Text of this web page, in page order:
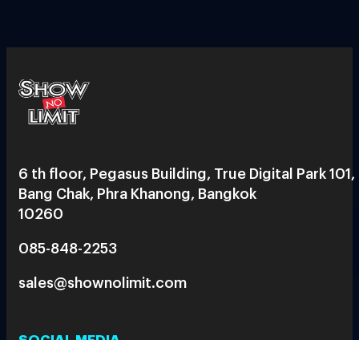
6 th floor, Pegasus Building, True Digital Park 101,
Bang Chak, Phra Khanong, Bangkok
10260
085-848-2253
sales@shownolimit.com